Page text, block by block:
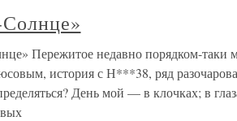
Пережитое недавно порядком-таки
история с Н***38, ряд
День мой — в клочках; в